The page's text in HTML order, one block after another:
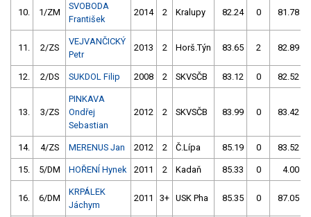
10. 1/ZM
SVOBODA
František
2014 2 Kralupy 82.24 0 81.78
11. 2/ZS
VEJVANČICKÝ
Petr
2013 2 Horš.Týn 83.65 2 82.89
12. 2/DS SUKDOL Filip 2008 2 SKVSČB 83.12 0 82.52
13. 3/ZS
PINKAVA
Ondřej
Sebastian
2012 2 SKVSČB 83.99 0 83.42
14. 4/ZS MERENUS Jan 2012 2 Č.Lípa 85.19 0 83.52
15. 5/DM HOŘENÍ Hynek 2011 2 Kadaň 85.33 0 4.00
16. 6/DM
KRPÁLEK
Jáchym
2011 3+ USK Pha 85.35 0 87.05